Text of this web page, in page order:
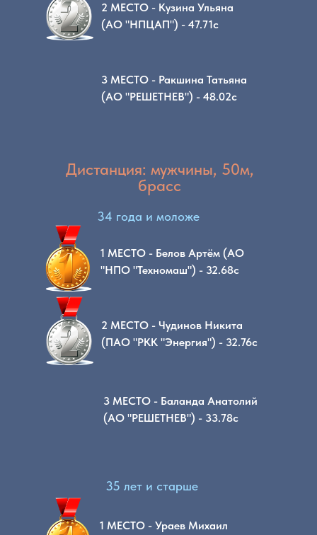
2 МЕСТО - Кузина Ульяна
(АО "НПЦАП") - 47.71с
3 МЕСТО - Ракшина Татьяна
(АО "РЕШЕТНЕВ") - 48.02с
Дистанция: мужчины, 50м,
брасс
1 МЕСТО - Белов Артём (АО
"НПО "Техномаш") - 32.68с
2 МЕСТО - Чудинов Никита
(ПАО "РКК "Энергия") - 32.76с
3 МЕСТО - Баланда Анатолий
(АО "РЕШЕТНЕВ") - 33.78с
34 года и моложе
1 МЕСТО - Ураев Михаил
35 лет и старше